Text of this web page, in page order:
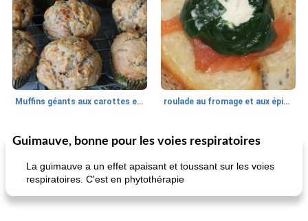
Muffins géants aux carottes et à la banane de Nif roulade au fromage et aux épinards
30min
Marques de confiance: recettes et
Viande et volaille
Guimauve, bonne pour les voies respiratoires
La guimauve a un effet apaisant et toussant sur les voies
respiratoires. C'est en phytothérapie